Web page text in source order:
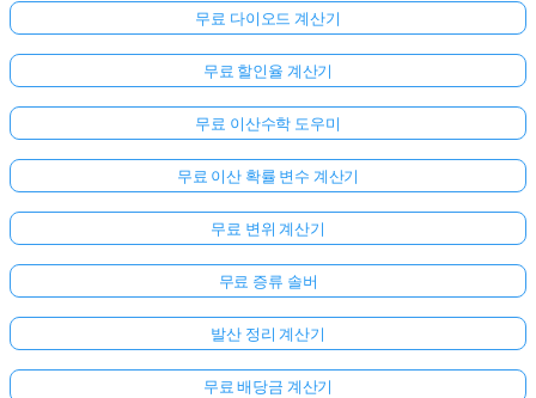
무료 다이오드 계산기
무료 할인율 계산기
무료 이산수학 도우미
무료 이산 확률 변수 계산기
무료 변위 계산기
무료 증류 솔버
발산 정리 계산기
무료 배당금 계산기